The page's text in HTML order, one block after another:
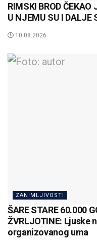
RIMSKI BROD ČEKAO
U NJEMU SU I DALJE
10.08.2026
ZANIMLJIVOSTI
ŠARE STARE 60.000
ŽVRLJOTINE: Ljuske
organizovanog uma